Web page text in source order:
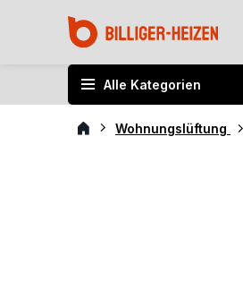
Alle Kategorien
Wohnungslüftung